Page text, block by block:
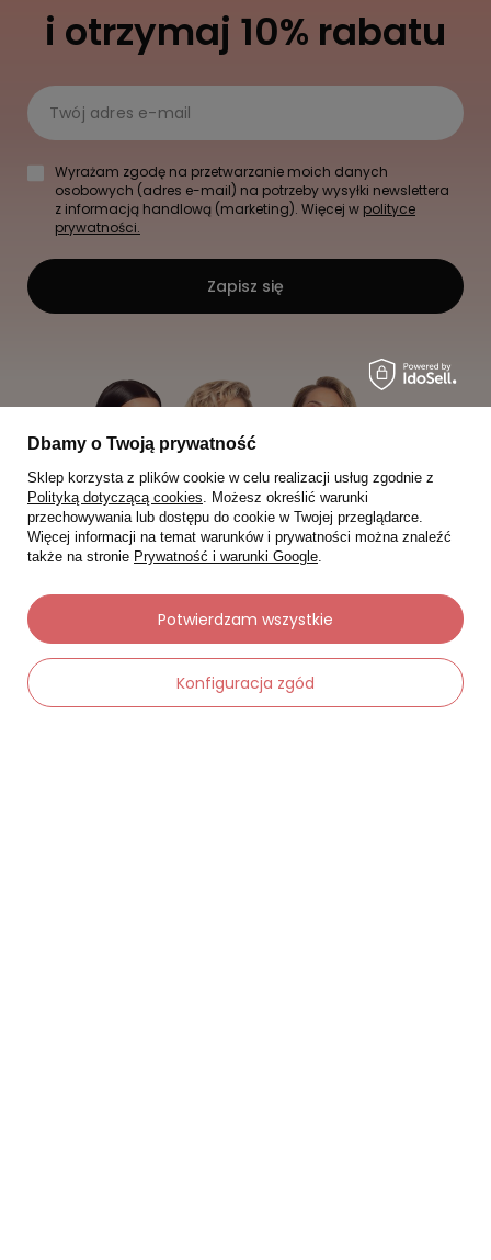
i otrzymaj 10% rabatu
Twój adres e-mail
Wyrażam zgodę na przetwarzanie moich danych
osobowych (adres e-mail) na potrzeby wysyłki newslettera
z informacją handlową (marketing). Więcej w polityce
prywatności.
Zapisz się
Moje zamówienia
Dbamy o Twoją prywatność
Sklep korzysta z plików cookie w celu realizacji usług zgodnie z
Polityką dotyczącą cookies. Możesz określić warunki
przechowywania lub dostępu do cookie w Twojej przeglądarce.
Więcej informacji na temat warunków i prywatności można znaleźć
także na stronie Prywatność i warunki Google.
Konfiguracja zgód
Potwierdzam wszystkie